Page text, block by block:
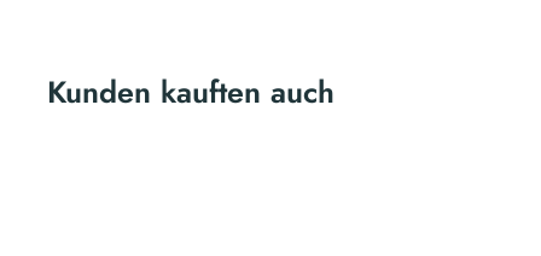
Kunden kauften auch